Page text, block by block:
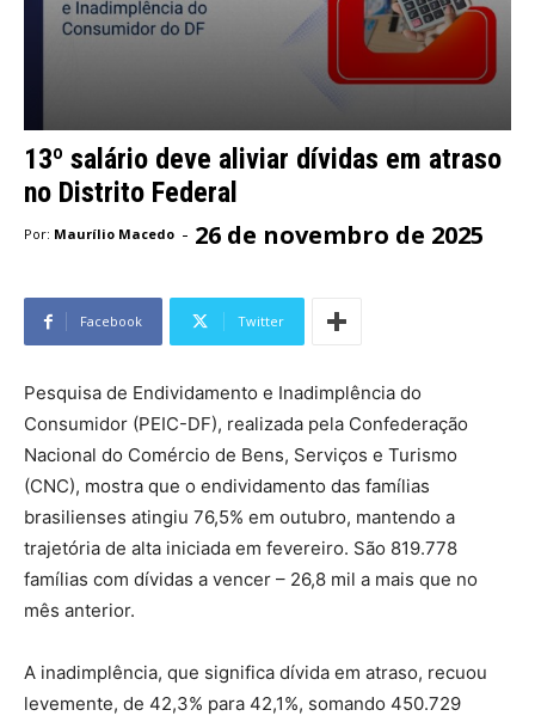
13º salário deve aliviar dívidas em atraso
no Distrito Federal
Por: Maurílio Macedo - 26 de novembro de 2025
Facebook Twitter
Pesquisa de Endividamento e Inadimplência do
Consumidor (PEIC-DF), realizada pela Confederação
Nacional do Comércio de Bens, Serviços e Turismo
(CNC), mostra que o endividamento das famílias
brasilienses atingiu 76,5% em outubro, mantendo a
trajetória de alta iniciada em fevereiro. São 819.778
famílias com dívidas a vencer – 26,8 mil a mais que no
mês anterior.
A inadimplência, que significa dívida em atraso, recuou
levemente, de 42,3% para 42,1%, somando 450.729